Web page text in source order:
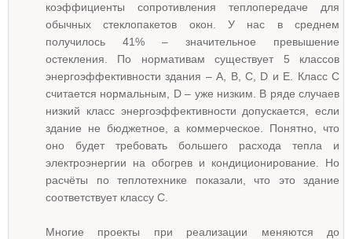
коэффициенты сопротивления теплопередаче для
обычных стеклопакетов окон. У нас в среднем
получилось 41% – значительное превышение
остекления. По нормативам существует 5 классов
энергоэффективности здания – А, В, С, D и Е. Класс С
считается нормальным, D – уже низким. В ряде случаев
низкий класс энергоэффективности допускается, если
здание не бюджетное, а коммерческое. Понятно, что
оно будет требовать большего расхода тепла и
электроэнергии на обогрев и кондиционирование. Но
расчёты по теплотехнике показали, что это здание
соответствует классу С.
Многие проекты при реализации меняются до